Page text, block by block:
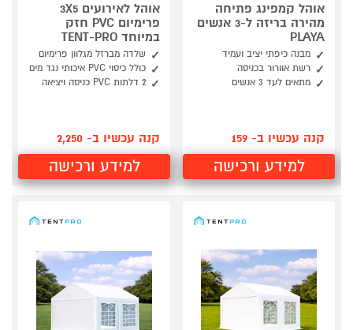
אוהל קמפינג פתיחה
מהירה בריזה ל-3 אנשים
PLAYA
מבנה כיפתי יציב ועמיד
רשת אוורור בכניסה
מתאים לעד 3 אנשים
קנה עכשיו ב- 159
למידע ורכישה
אוהל לאירועים 3X5
פרימיום PVC חזק
במיוחד TENT-PRO
שלדה מברזל מגלוון פרימיום
כולל כיסוי PVC איכותי נגד מים
2 דלתות PVC כניסה ויציאה
קנה עכשיו ב- 2,250
למידע ורכישה